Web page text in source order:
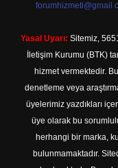
Yasal Uyarı: Sitemiz,
İletişim Kurumu (BTK)
hizmet vermektedir.
denetleme veya
üyelerimiz yazdıkları
üye olarak bu
herhangi bir marka,
bulunmamaktadır.